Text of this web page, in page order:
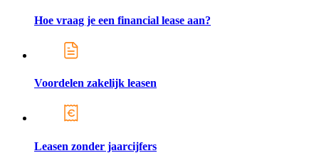
Hoe vraag je een financial lease aan?
Voordelen zakelijk leasen
Leasen zonder jaarcijfers